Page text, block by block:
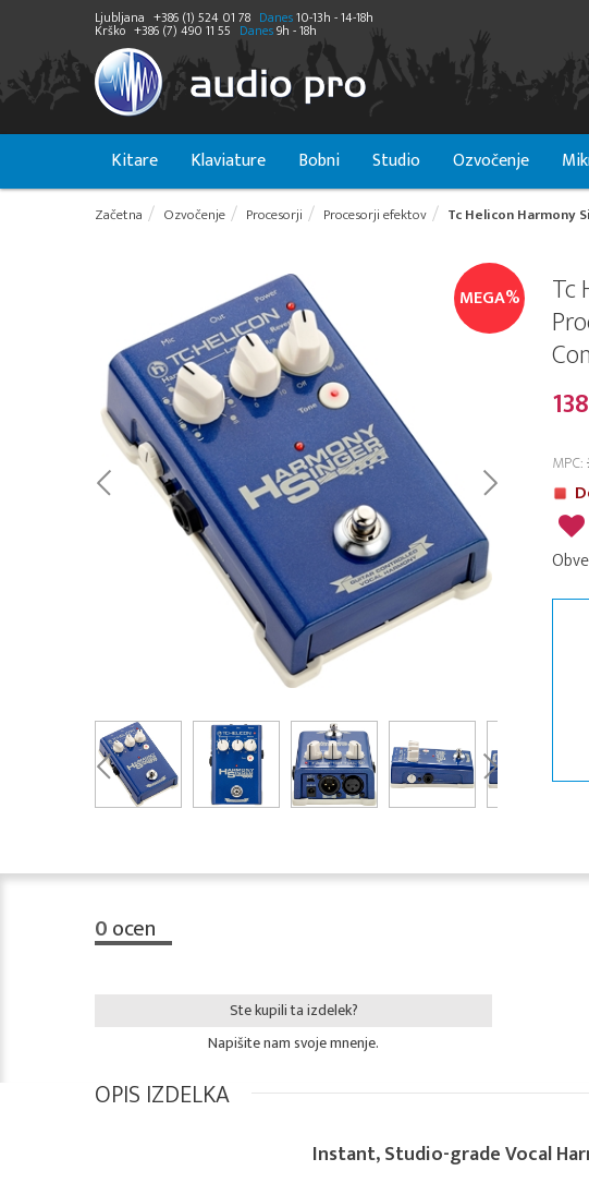
Ljubljana +386 (1) 524 01 78 Danes10-13h - 14-18h
Krško +386 (7) 490 11 55 Danes9h - 18h
Kitare Klaviature Bobni Studio Ozvočenje
Začetna Ozvočenje Procesorji Procesorji efektov Tc Helicon Harmony
MEGA% Tc
MPC:
0ocen
Ste kupili ta izdelek?
Napišite nam svoje mnenje.
OPIS IZDELKA
Instant, Studio-grade Vocal